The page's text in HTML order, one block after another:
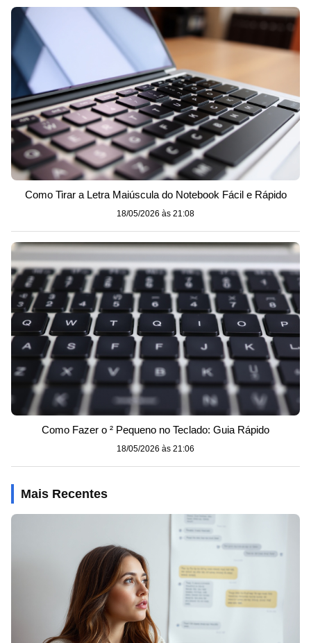
Como Tirar a Letra Maiúscula do Notebook Fácil e Rápido
18/05/2026 às 21:08
Como Fazer o ² Pequeno no Teclado: Guia Rápido
18/05/2026 às 21:06
Mais Recentes